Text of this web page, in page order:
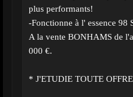
plus performants!
-Fonctionne à l' essence 98
A la vente BONHAMS de
000 €.
* J'ETUDIE TOUTE